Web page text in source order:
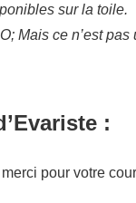
sur la toile.
Mais ce n’est pas
:
pour votre